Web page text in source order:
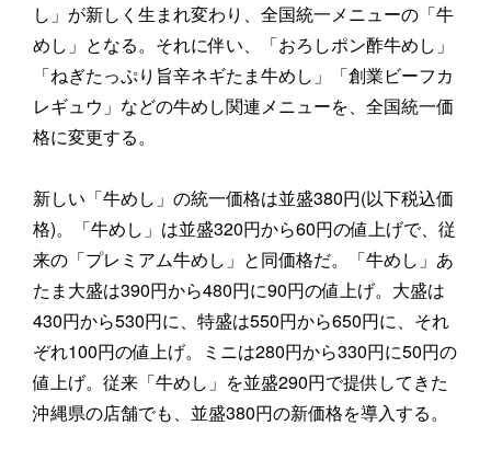
し」が新しく生まれ変わり、全国統一メニューの「牛
めし」となる。それに伴い、「おろしポン酢牛めし」
「ねぎたっぷり旨辛ネギたま牛めし」「創業ビーフカ
レギュウ」などの牛めし関連メニューを、全国統一価
格に変更する。
新しい「牛めし」の統一価格は並盛380円(以下税込価
格)。「牛めし」は並盛320円から60円の値上げで、従
来の「プレミアム牛めし」と同価格だ。「牛めし」あ
たま大盛は390円から480円に90円の値上げ。大盛は
430円から530円に、特盛は550円から650円に、それ
ぞれ100円の値上げ。ミニは280円から330円に50円の
値上げ。従来「牛めし」を並盛290円で提供してきた
沖縄県の店舗でも、並盛380円の新価格を導入する。